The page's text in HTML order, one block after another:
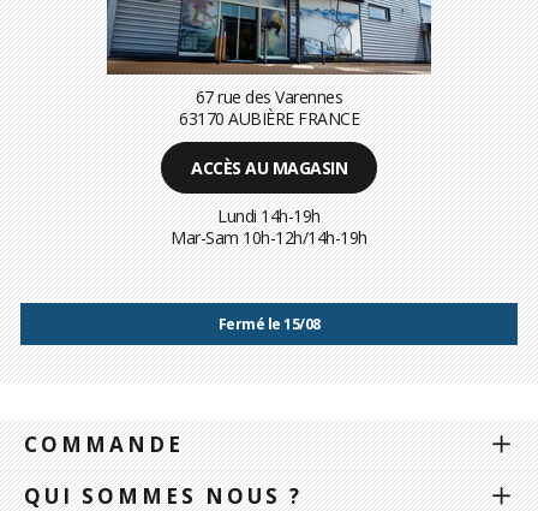
67 rue des Varennes
63170 AUBIÈRE FRANCE
ACCÈS AU MAGASIN
Lundi 14h-19h
Mar-Sam 10h-12h/14h-19h
Fermé le 15/08
COMMANDE
QUI SOMMES NOUS ?